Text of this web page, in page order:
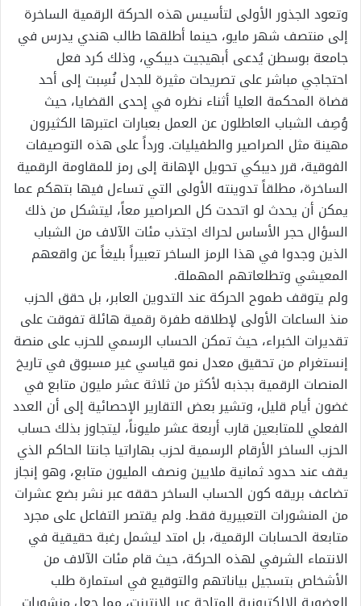
وتعود الجذور الأولى لتأسيس هذه الحركة الرقمية الساخرة
إلى منتصف شهر مايو، حينما أطلقها طالب هندي يدرس في
جامعة بوسطن يُدعى أبهيجيت ديبكي، وذلك كرد فعل
احتجاجي مباشر على تصريحات مثيرة للجدل نُسِبت إلى أحد
قضاة المحكمة العليا أثناء نظره في إحدى القضايا، حيث
وُصِف الشباب العاطلون عن العمل بعبارات اعتبرها الكثيرون
مهينة مثل الصراصير والطفيليات. ورداً على هذه التوصيفات
الفوقية، قرر ديبكي تحويل الإهانة إلى رمز للمقاومة الرقمية
الساخرة، مطلقاً تدوينته الأولى التي تساءل فيها بتهكم عما
يمكن أن يحدث لو اتحدت كل الصراصير معاً، ليتشكل من ذلك
السؤال حجر الأساس لحراك اجتذب مئات الآلاف من الشباب
الذين وجدوا في هذا الرمز الساخر تعبيراً بليغاً عن واقعهم
المعيشي وتطلعاتهم المهملة.
ولم يتوقف طموح الحركة عند التدوين العابر، بل حقق الحزب
منذ الساعات الأولى لإطلاقه طفرة رقمية هائلة تفوقت على
تقديرات الخبراء، حيث تمكن الحساب الرسمي للحزب على منصة
إنستغرام من تحقيق معدل نمو قياسي غير مسبوق في تاريخ
المنصات الرقمية بجذبه لأكثر من ثلاثة عشر مليون متابع في
غضون أيام قليل، وتشير بعض التقارير الإحصائية إلى أن العدد
الفعلي للمتابعين قارب أربعة عشر مليوناً، ليتجاوز بذلك حساب
الحزب الساخر الأرقام الرسمية لحزب بهاراتيا جانتا الحاكم الذي
يقف عند حدود ثمانية ملايين ونصف المليون متابع، وهو إنجاز
تضاعف بريقه كون الحساب الساخر حققه عبر نشر بضع عشرات
من المنشورات التعبيرية فقط. ولم يقتصر التفاعل على مجرد
متابعة الحسابات الرقمية، بل امتد ليشمل رغبة حقيقية في
الانتماء الشرفي لهذه الحركة، حيث قام مئات الآلاف من
الأشخاص بتسجيل بياناتهم والتوقيع في استمارة طلب